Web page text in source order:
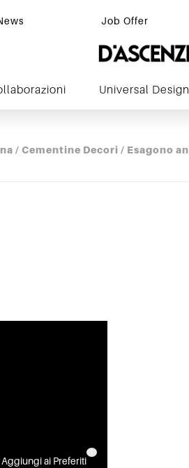
Job Offer
Universal Design
/ Cementine Decori / Esagono
Aggiungi ai Preferiti